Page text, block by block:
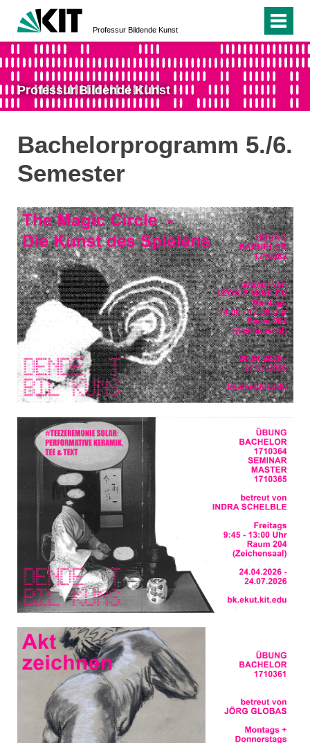
Professur Bildende Kunst
Professur Bildende Kunst
Bachelorprogramm 5./6.
Semester